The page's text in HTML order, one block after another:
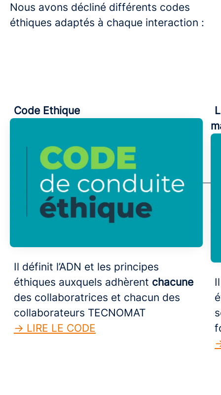
Nous avons décliné différents codes
éthiques adaptés à chaque interaction :
Code Ethique
Il définit l’ADN et les principes
éthiques auxquels adhèrent chacune
des collaboratrices et chacun des
collaborateurs TECNOMAT
→ LIRE LE CODE